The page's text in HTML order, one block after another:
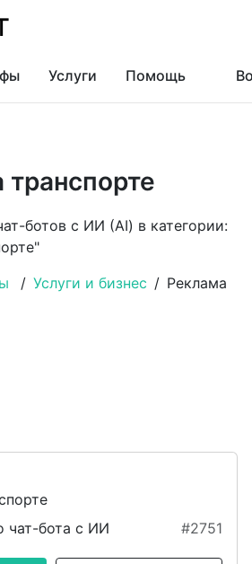
Услуги Помощь
ботов с ИИ (AI) в категории:
/ Услуги и бизнес / Реклама
чат-бота с ИИ
#2751